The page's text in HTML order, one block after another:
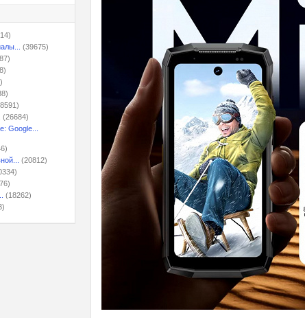
(39675)
(26684)
Google...
(20812)
(18262)